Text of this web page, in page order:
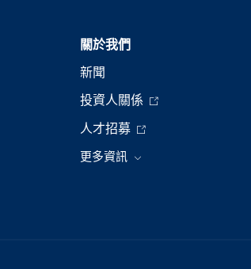
關於我們
新聞
投資人關係
人才招募
更多資訊